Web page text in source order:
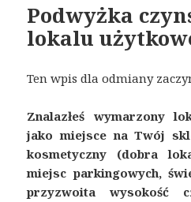
Podwyżka
lokalu
Ten wpis dla odmiany
Znalazłeś wymarzony
jako miejsce na Twój
kosmetyczny (dobra
miejsc parkingowych,
przyzwoita wysokość